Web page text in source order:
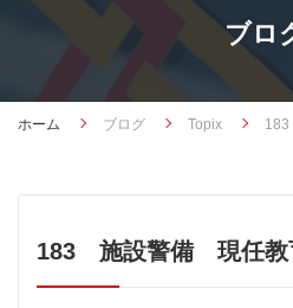
ブロ
ホーム ブログ Topix
183 施設警備 現任教